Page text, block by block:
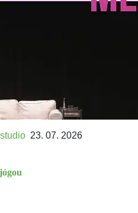
na GOOUT -
Představ si čtyři dny
23. 07. 2026